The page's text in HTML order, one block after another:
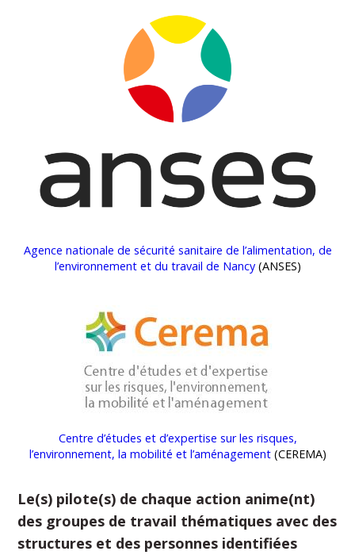
Agence nationale de sécurité sanitaire de l’alimentation, de
l’environnement et du travail de Nancy(ANSES)
Centre d’études et d’expertise sur les risques,
l’environnement, la mobilité et l’aménagement(CEREMA)
Le(s) pilote(s) de chaque action anime(nt)
des groupes de travail thématiques avec des
structures et des personnes identifiées